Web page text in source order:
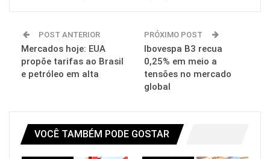
POST ANTERIOR
Mercados hoje: EUA
propõe tarifas ao Brasil
e petróleo em alta
PRÓXIMO POST
Ibovespa B3 recua
0,25% em meio a
tensões no mercado
global
VOCÊ TAMBÉM PODE GOSTAR